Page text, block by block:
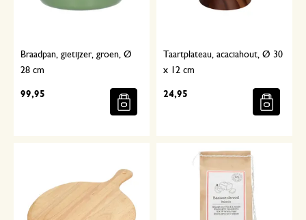
Braadpan, gietijzer, groen, Ø
28 cm
99,95
Taartplateau, acaciahout, Ø 30
x 12 cm
24,95